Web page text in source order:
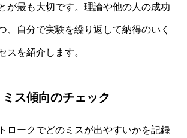
が最も大切です。理論や他の人の成功
、自分で実験を繰り返して納得のいく
スを紹介します。
ス傾向のチェック
ロークでどのミスが出やすいかを記録